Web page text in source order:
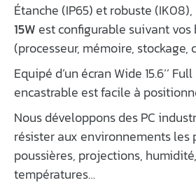
Étanche (IP65) et robuste (IK08),
15W est configurable suivant vos
(processeur, mémoire, stockage,
Equipé d’un écran Wide 15.6’’
encastrable est facile à
Nous développons des PC
résister aux environnements les
poussières, projections,
températures…